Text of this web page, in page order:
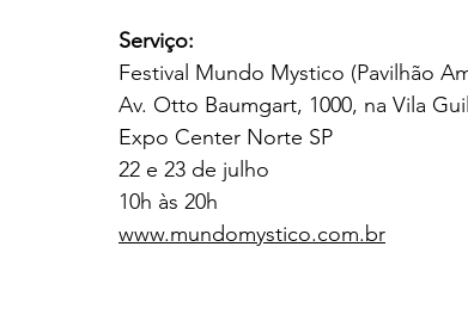
Serviço:
Festival Mundo Mystico (Pavilhão
Av. Otto Baumgart, 1000, na Vila
Expo Center Norte SP
22 e 23 de julho
10h às 20h
www.mundomystico.com.br